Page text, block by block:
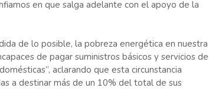
en que salga adelante con el apoyo de la
de lo posible, la pobreza energética en nuestra
de pagar suministros básicos y servicios de
aclarando que esta circunstancia
a destinar más de un 10% del total de sus